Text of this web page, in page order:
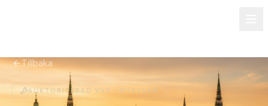
Tillbaka
AUKTORISERAD VVS · NYKVARN